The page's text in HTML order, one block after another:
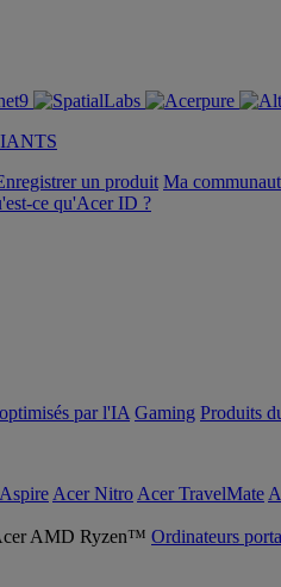
un produit Ma
ce qu'Acer ID ?
par l'IA Gaming Produits
Acer Nitro Acer TravelMate
Ordinateurs